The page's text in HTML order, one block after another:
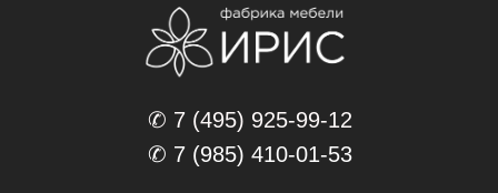
✆ 7 (495) 925-99-12
✆ 7 (985) 410-01-53